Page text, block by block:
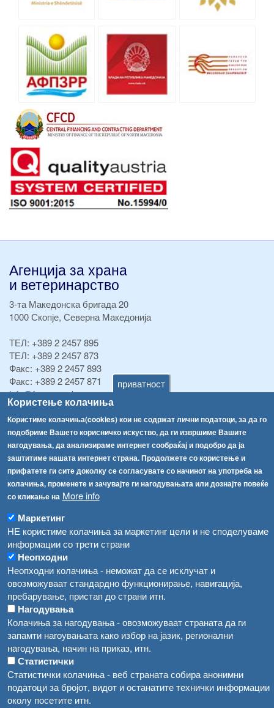
приватност
Користење колачиња
Користиме колачиња(cookies) кои не содржат лични податоци, за да го
подобриме Вашето корисничко искуство, да ги извршиме Вашите
нагодувања, да анализираме интернет сообраќај и подобро да ја
заштитиме нашата интернет страна. Продолжете со користење и
прифатете ги сите доколку се согласувате со начинот на употреба на
колачиња, променете и зачувајте ги нагодувањата или дознајте повеќе
со кликање на More info
Маркетинг
НЕ користиме колачиња за маркетинг цели и не споделуваме
информации со трети страни
Неопходни
Неопходни колачиња - неможат да се исклучат и
овозможуваат стандардно функционирање, навигација,
пребарување, пристап до страни итн.
Нагодувања
Колачиња за нагодувања - овозможуваат страната да ги
запамти нагоувањата како избор на јазик, регионални
нагодувања, начин на приказ, итн.
Статистички
Статистички колачиња - веб страната собира анонимни
податоци за бројот, видот и останатите технички информации
околу посетите итн.
Агенција за храна
и ветеринарство
3-та Македонска бригада 20
1000 Скопје, Северна Македонија
ТЕЛ: +389 2 2457 895
ТЕЛ: +389 2 2457 873
Факс: +389 2 2457 893
Факс: +389 2 2457 871
info@fva.gov.mk
[АХВ-претходна страна]
Соопштенија
Република Бугарија ги засили официјалните контроли при увоз на свежо овошје и зеленчук
Високите температури ризик од труење со храна, опасни се и за животните
Водата во Гостивар може да се користи како техничка, продолжува испораката на флаширана вода
Во Гостивар спроведени 70 вонредни контроли
Забраната за водата во Гостивар останува на сила, операторите да користат само технички безбедна вода
Навигација
Архива
Регистри
Обрасци
Огласи